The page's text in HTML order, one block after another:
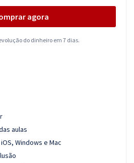
agora
do dinheiro em 7 dias.
aulas
Windows e Mac